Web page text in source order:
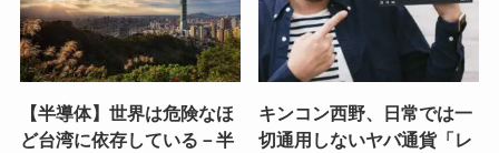
【半導体】世界は危険なほ
ど台湾に依存している－半
キンコン西野、日常では一
切通用しないヤバ通貨「レ